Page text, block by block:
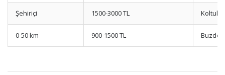
Şehiriçi 1500-3000 TL Koltuk
0-50 km 900-1500 TL